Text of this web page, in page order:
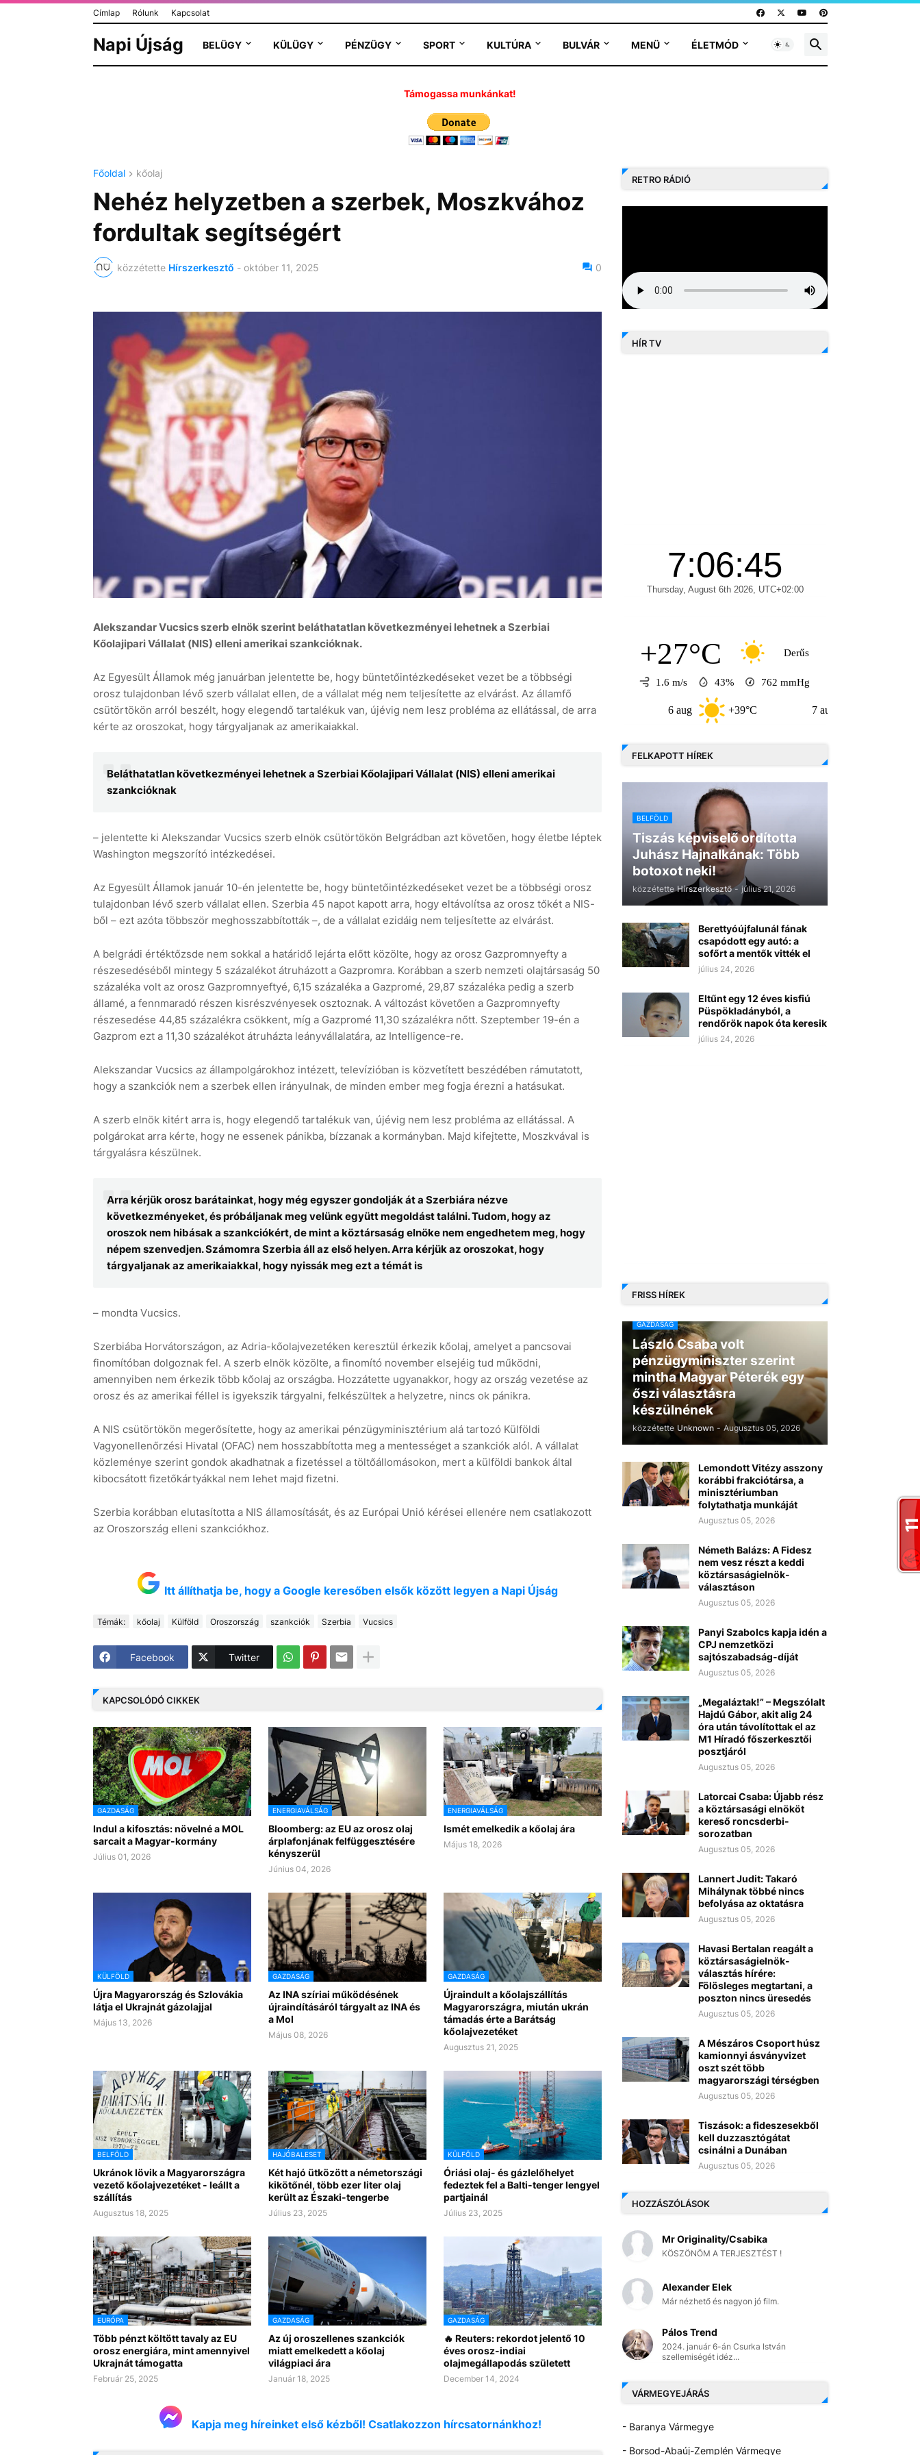
Címlap Rólunk Kapcsolat
Napi Újság BELÜGY KÜLÜGY PÉNZÜGY SPORT KULTÚRA BULVÁR MENÜ ÉLETMÓD
Támogassa munkánkat!
Főoldal kőolaj
Nehéz helyzetben a szerbek, Moszkvához
fordultak segítségért
közzétette Hírszerkesztő - október 11, 2025 0
Alekszandar Vucsics szerb elnök szerint beláthatatlan következményei lehetnek a Szerbiai
Kőolajipari Vállalat (NIS) elleni amerikai szankcióknak.
Az Egyesült Államok még januárban jelentette be, hogy büntetőintézkedéseket vezet be a többségi
orosz tulajdonban lévő szerb vállalat ellen, de a vállalat még nem teljesítette az elvárást. Az államfő
csütörtökön arról beszélt, hogy elegendő tartalékuk van, újévig nem lesz probléma az ellátással, de arra
kérte az oroszokat, hogy tárgyaljanak az amerikaiakkal.
Beláthatatlan következményei lehetnek a Szerbiai Kőolajipari Vállalat (NIS) elleni amerikai
szankcióknak
– jelentette ki Alekszandar Vucsics szerb elnök csütörtökön Belgrádban azt követően, hogy életbe léptek
Washington megszorító intézkedései.
Az Egyesült Államok január 10-én jelentette be, hogy büntetőintézkedéseket vezet be a többségi orosz
tulajdonban lévő szerb vállalat ellen. Szerbia 45 napot kapott arra, hogy eltávolítsa az orosz tőkét a NIS-
ből – ezt azóta többször meghosszabbították –, de a vállalat ezidáig nem teljesítette az elvárást.
A belgrádi értéktőzsde nem sokkal a határidő lejárta előtt közölte, hogy az orosz Gazpromnyefty a
részesedéséből mintegy 5 százalékot átruházott a Gazpromra. Korábban a szerb nemzeti olajtársaság 50
százaléka volt az orosz Gazpromnyeftyé, 6,15 százaléka a Gazpromé, 29,87 százaléka pedig a szerb
államé, a fennmaradó részen kisrészvényesek osztoznak. A változást követően a Gazpromnyefty
részesedése 44,85 százalékra csökkent, míg a Gazpromé 11,30 százalékra nőtt. Szeptember 19-én a
Gazprom ezt a 11,30 százalékot átruházta leányvállalatára, az Intelligence-re.
Alekszandar Vucsics az állampolgárokhoz intézett, televízióban is közvetített beszédében rámutatott,
hogy a szankciók nem a szerbek ellen irányulnak, de minden ember meg fogja érezni a hatásukat.
A szerb elnök kitért arra is, hogy elegendő tartalékuk van, újévig nem lesz probléma az ellátással. A
polgárokat arra kérte, hogy ne essenek pánikba, bízzanak a kormányban. Majd kifejtette, Moszkvával is
tárgyalásra készülnek.
Arra kérjük orosz barátainkat, hogy még egyszer gondolják át a Szerbiára nézve
következményeket, és próbáljanak meg velünk együtt megoldást találni. Tudom, hogy az
oroszok nem hibásak a szankciókért, de mint a köztársaság elnöke nem engedhetem meg, hogy
népem szenvedjen. Számomra Szerbia áll az első helyen. Arra kérjük az oroszokat, hogy
tárgyaljanak az amerikaiakkal, hogy nyissák meg ezt a témát is
– mondta Vucsics.
Szerbiába Horvátországon, az Adria-kőolajvezetéken keresztül érkezik kőolaj, amelyet a pancsovai
finomítóban dolgoznak fel. A szerb elnök közölte, a finomító november elsejéig tud működni,
amennyiben nem érkezik több kőolaj az országba. Hozzátette ugyanakkor, hogy az ország vezetése az
orosz és az amerikai féllel is igyekszik tárgyalni, felkészültek a helyzetre, nincs ok pánikra.
A NIS csütörtökön megerősítette, hogy az amerikai pénzügyminisztérium alá tartozó Külföldi
Vagyonellenőrzési Hivatal (OFAC) nem hosszabbította meg a mentességet a szankciók alól. A vállalat
közleménye szerint gondok akadhatnak a fizetéssel a töltőállomásokon, mert a külföldi bankok által
kibocsátott fizetőkártyákkal nem lehet majd fizetni.
Szerbia korábban elutasította a NIS államosítását, és az Európai Unió kérései ellenére nem csatlakozott
az Oroszország elleni szankciókhoz.
Itt állíthatja be, hogy a Google keresőben elsők között legyen a Napi Újság
Témák: kőolaj Külföld Oroszország szankciók Szerbia Vucsics
Facebook Twitter
KAPCSOLÓDÓ CIKKEK
GAZDASÁG
Indul a kifosztás: növelné a MOL
sarcait a Magyar-kormány
Július 01, 2026
ENERGIAVÁLSÁG
Bloomberg: az EU az orosz olaj
árplafonjának felfüggesztésére
kényszerül
Június 04, 2026
ENERGIAVÁLSÁG
Ismét emelkedik a kőolaj ára
Május 18, 2026
KÜLFÖLD
Újra Magyarország és Szlovákia
látja el Ukrajnát gázolajjal
Május 13, 2026
GAZDASÁG
Az INA szíriai működésének
újraindításáról tárgyalt az INA és
a Mol
Május 08, 2026
GAZDASÁG
Újraindult a kőolajszállítás
Magyarországra, miután ukrán
támadás érte a Barátság
kőolajvezetéket
Augusztus 21, 2025
BELFÖLD
Ukránok lövik a Magyarországra
vezető kőolajvezetéket - leállt a
szállítás
Augusztus 18, 2025
HAJÓBALESET
Két hajó ütközött a németországi
kikötőnél, több ezer liter olaj
került az Északi-tengerbe
Július 23, 2025
KÜLFÖLD
Óriási olaj- és gázlelőhelyet
fedeztek fel a Balti-tenger lengyel
partjainál
Július 23, 2025
EURÓPA
Több pénzt költött tavaly az EU
orosz energiára, mint amennyivel
Ukrajnát támogatta
Február 25, 2025
GAZDASÁG
Az új oroszellenes szankciók
miatt emelkedett a kőolaj
világpiaci ára
Január 18, 2025
GAZDASÁG
🔥 Reuters: rekordot jelentő 10
éves orosz-indiai
olajmegállapodás született
December 14, 2024
Kapja meg híreinket első kézből! Csatlakozzon hírcsatornánkhoz!
RETRO RÁDIÓ
HÍR TV
+27°C Derűs
1.6 m/s 43% 762 mmHg
+39°C
FELKAPOTT HÍREK
BELFÖLD
Tiszás képviselő ordította
Juhász Hajnalkának: Több
botoxot neki!
közzétette Hírszerkesztő - július 21, 2026
Berettyóújfalunál fának
csapódott egy autó: a
sofőrt a mentők vitték el
július 24, 2026
Eltűnt egy 12 éves kisfiú
Püspökladányból, a
rendőrök napok óta keresik
július 24, 2026
FRISS HÍREK
GAZDASÁG
László Csaba volt
pénzügyminiszter szerint
mintha Magyar Péterék egy
őszi választásra
készülnének
közzétette Unknown - Augusztus 05, 2026
Lemondott Vitézy asszony
korábbi frakciótársa, a
minisztériumban
folytathatja munkáját
Augusztus 05, 2026
Németh Balázs: A Fidesz
nem vesz részt a keddi
köztársaságielnök-
választáson
Augusztus 05, 2026
Panyi Szabolcs kapja idén a
CPJ nemzetközi
sajtószabadság-díját
Augusztus 05, 2026
„Megaláztak!” – Megszólalt
Hajdú Gábor, akit alig 24
óra után távolítottak el az
M1 Híradó főszerkesztői
posztjáról
Augusztus 05, 2026
Latorcai Csaba: Újabb rész
a köztársasági elnököt
kereső roncsderbi-
sorozatban
Augusztus 05, 2026
Lannert Judit: Takaró
Mihálynak többé nincs
befolyása az oktatásra
Augusztus 05, 2026
Havasi Bertalan reagált a
köztársaságielnök-
választás hírére:
Fölösleges megtartani, a
poszton nincs üresedés
Augusztus 05, 2026
A Mészáros Csoport húsz
kamionnyi ásványvizet
oszt szét több
magyarországi térségben
Augusztus 05, 2026
Tiszások: a fideszesekből
kell duzzasztógátat
csinálni a Dunában
Augusztus 05, 2026
HOZZÁSZÓLÁSOK
Mr Originality/Csabika
KÖSZÖNÖM A TERJESZTÉST !
Alexander Elek
Már nézhető és nagyon jó film.
Pálos Trend
2024. január 6-án Csurka István
szellemiségét idéz...
VÁRMEGYEJÁRÁS
- Baranya Vármegye
- Borsod-Abaúj-Zemplén Vármegye